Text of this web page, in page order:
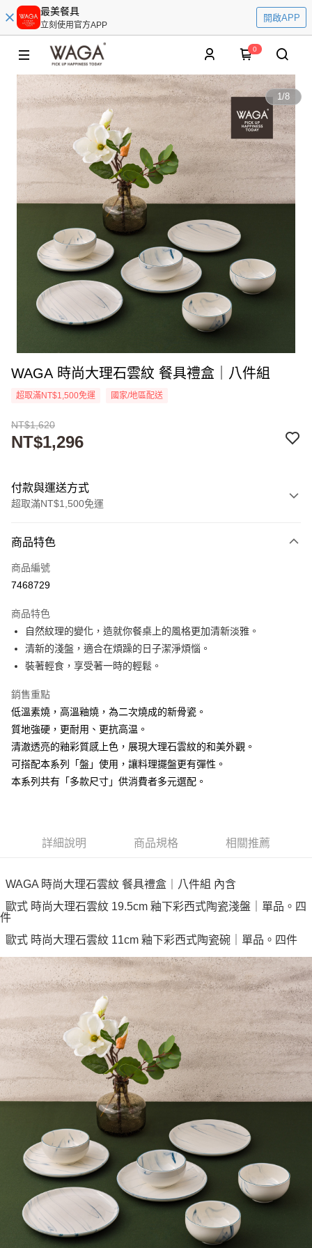
最美餐具
立刻使用官方APP
開啟APP
0
1/8
WAGA 時尚大理石雲紋 餐具禮盒｜八件組
超取滿NT$1,500免運 國家/地區配送
NT$1,620
NT$1,296
付款與運送方式
超取滿NT$1,500免運
信用卡一次付款
超商取貨付款
Apple Pay
街口支付
Google Pay
AFTEE先享後付
相關說明
【關於「AFTEE先享後付」】
AFTEE先享後付是「在收到商品之後才付款」的支付方式。 讓您購物簡單
便利好安心！
【「AFTEE先享後付」結帳流程】
２．訂單成立數日內，您將收到繳費通知簡訊。
３．收到繳費通知簡訊後14天內，點擊此簡訊中的連結，可透過四大超商／
ATM／網路銀行／等多元方式進行付款，方視為交易完成。
購買商品的店家。未經商家同意取消之訂單仍視為有效，需透過AFTEE先享
※ 交易是否成功請以「AFTEE先享後付 」之結帳頁面顯示為準，若有關於
是否繳費成功／繳費後需取消欲退款等相關疑問，請聯繫「AFTEE先享後付
客戶支援中心」https://netprotections.freshdesk.com/support/home
【注意事項】
１．透過由恩沛科技股份有限公司提供之「AFTEE先享後付」服務完成之交
易，需依本服務之必要範圍內提供個人資料，並將交易相關給付款項請求債
權轉讓予恩沛科技股份有限公司。
２．關於個人資料處理事宜，請瀏覽以下網址：
https://aftee.tw/terms/#terms3
３．未成年的使用者請事先徵得法定代理人或監護人之同意方可使用
「AFTEE先享後付」，若未經同意申辦者引起之損失，本公司不負相關責
４．使用「AFTEE先享後付」時，將依據個別帳號之用戶狀況，依本公司即
時審查核予不同之上限額度；若仍有額度不足之情形，本公司將視審查結果
請求用戶進行身份認證。
５．嚴禁一人註冊多個帳號或使用他人資訊註冊。若發現惡意使用之情形，
恩沛科技股份有限公司將有權停止該用戶之使用額度並採取法律行動。
每筆NT$60，滿NT$1,500(含以上)免運費
每筆NT$100，滿NT$1,500(含以上)免運費
順豐速運 查看運費
商品特色
商品編號
7468729
商品特色
自然紋理的變化，造就你餐桌上的風格更加清新淡雅。
清新的淺盤，適合在煩躁的日子潔淨煩惱。
裝著輕食，享受著一時的輕鬆。
銷售重點
低溫素燒，高溫釉燒，為二次燒成的新骨瓷。
質地強硬，更耐用、更抗高温。
清澈透亮的釉彩質感上色，展現大理石雲紋的和美外觀。
可搭配本系列「盤」使用，讓料理擺盤更有彈性。
本系列共有「多款尺寸」供消費者多元選配。
詳細說明 商品規格 相關推薦
WAGA 時尚大理石雲紋 餐具禮盒｜八件組 內含
歐式 時尚大理石雲紋 19.5cm 釉下彩西式陶瓷淺盤｜單品。四
件
歐式 時尚大理石雲紋 11cm 釉下彩西式陶瓷碗｜單品。四件